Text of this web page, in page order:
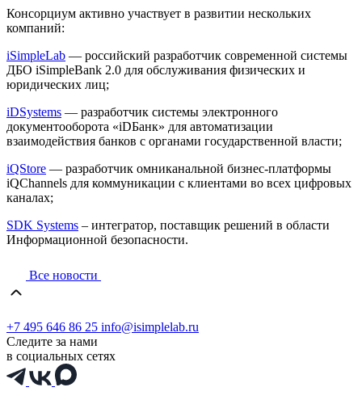
Консорциум активно участвует в развитии нескольких
компаний:
iSimpleLab — российский разработчик современной системы
ДБО iSimpleBank 2.0 для обслуживания физических и
юридических лиц;
iDSystems — разработчик системы электронного
документооборота «iDБанк» для автоматизации
взаимодействия банков с органами государственной власти;
iQStore — разработчик омниканальной бизнес-платформы
iQChannels для коммуникации с клиентами во всех цифровых
каналах;
SDK Systems – интегратор, поставщик решений в области
Информационной безопасности.
Все новости
+7 495 646 86 25 info@isimplelab.ru
Следите за нами
в социальных сетях